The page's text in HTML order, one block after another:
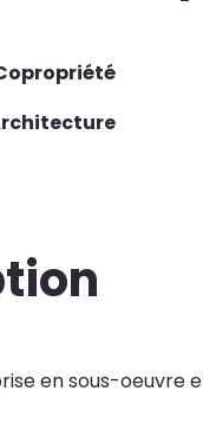
en sous-oeuvre